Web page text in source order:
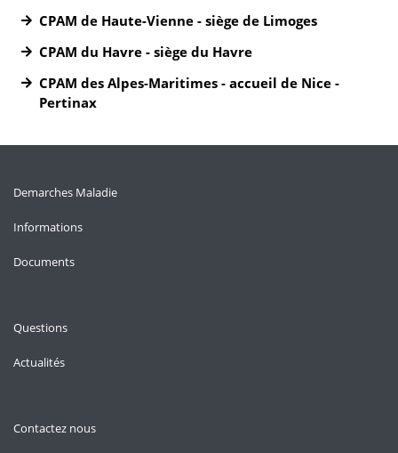
CPAM de Haute-Vienne - siège de Limoges
CPAM du Havre - siège du Havre
CPAM des Alpes-Maritimes - accueil de Nice -
Pertinax
Demarches Maladie
Informations
Documents
Questions
Actualités
Contactez nous